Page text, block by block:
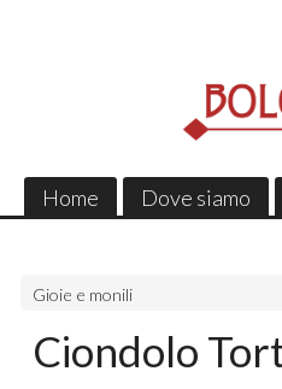
Home Dove siamo
Gioie e monili
Ciondolo